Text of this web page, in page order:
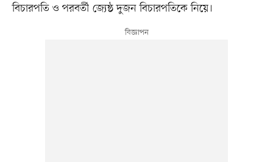
বিচারপতি ও পরবর্তী জ্যেষ্ঠ দুজন বিচারপতিকে নিয়ে।